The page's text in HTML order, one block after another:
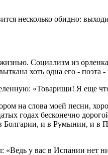
несколько обидно:
Социализм из
хоть одна его - поэта -
«Товарищи! Я еще
на слова моей песни,
годах бесконечно
и в Румынии, и в
«Ведь у вас в Испании нет